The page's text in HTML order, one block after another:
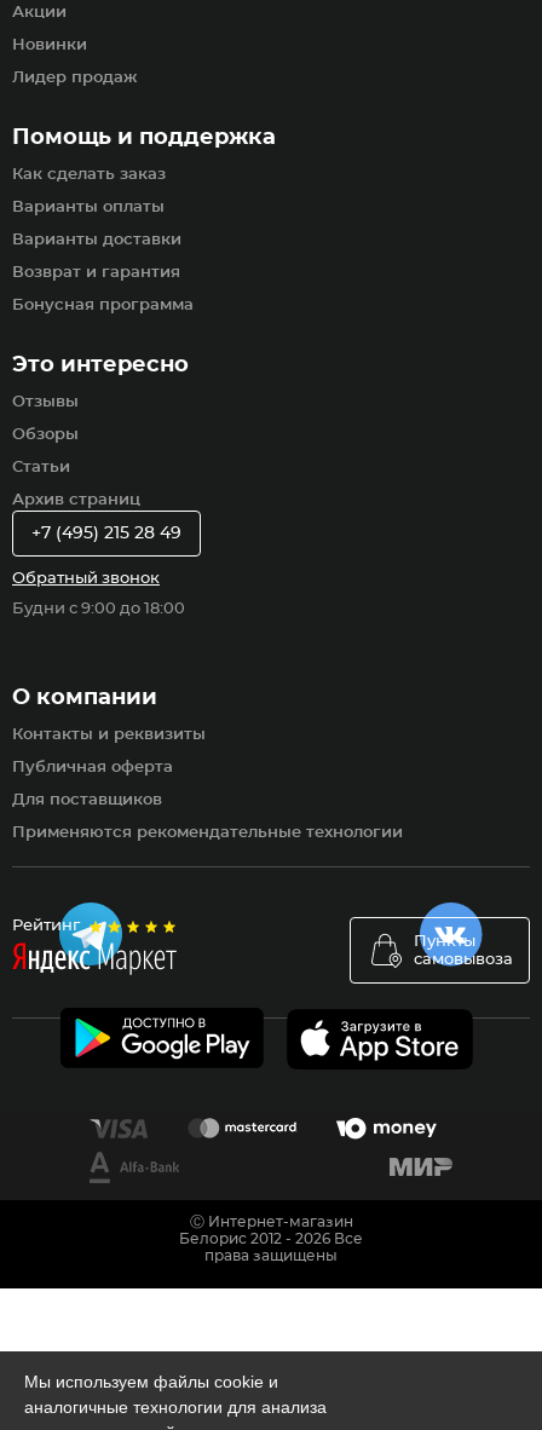
Рейтинг
Пункты
самовывоза
Помощь и поддержка
Как сделать заказ
Варианты оплаты
Варианты доставки
Возврат и гарантия
Бонусная программа
Акции
Новинки
Лидер продаж
Это интересно
Отзывы
Обзоры
Статьи
Архив страниц
О компании
Контакты и реквизиты
Публичная оферта
Для поставщиков
Применяются рекомендательные технологии
+7 (495) 215 28 49
Обратный звонок
Будни с 9:00 до 18:00
Мы используем файлы cookie и
аналогичные технологии для анализа
Ⓒ Интернет-магазин
Белорис 2012 - 2026 Все
права защищены